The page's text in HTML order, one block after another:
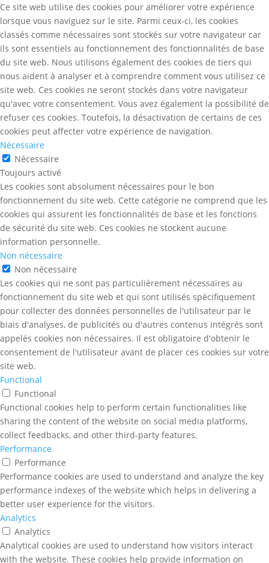
Ce site web utilise des cookies pour améliorer votre expérience
lorsque vous naviguez sur le site. Parmi ceux-ci, les cookies
classés comme nécessaires sont stockés sur votre navigateur car
ils sont essentiels au fonctionnement des fonctionnalités de base
du site web. Nous utilisons également des cookies de tiers qui
nous aident à analyser et à comprendre comment vous utilisez ce
site web. Ces cookies ne seront stockés dans votre navigateur
qu'avec votre consentement. Vous avez également la possibilité de
refuser ces cookies. Toutefois, la désactivation de certains de ces
cookies peut affecter votre expérience de navigation.
Nécessaire
Nécessaire
Toujours activé
Les cookies sont absolument nécessaires pour le bon
fonctionnement du site web. Cette catégorie ne comprend que les
cookies qui assurent les fonctionnalités de base et les fonctions
de sécurité du site web. Ces cookies ne stockent aucune
information personnelle.
Non nécessaire
Non nécessaire
Les cookies qui ne sont pas particulièrement nécessaires au
fonctionnement du site web et qui sont utilisés spécifiquement
pour collecter des données personnelles de l'utilisateur par le
biais d'analyses, de publicités ou d'autres contenus intégrés sont
appelés cookies non nécessaires. Il est obligatoire d'obtenir le
consentement de l'utilisateur avant de placer ces cookies sur votre
site web.
Functional
Functional
Functional cookies help to perform certain functionalities like
sharing the content of the website on social media platforms,
collect feedbacks, and other third-party features.
Performance
Performance
Performance cookies are used to understand and analyze the key
performance indexes of the website which helps in delivering a
better user experience for the visitors.
Analytics
Analytics
Analytical cookies are used to understand how visitors interact
with the website. These cookies help provide information on